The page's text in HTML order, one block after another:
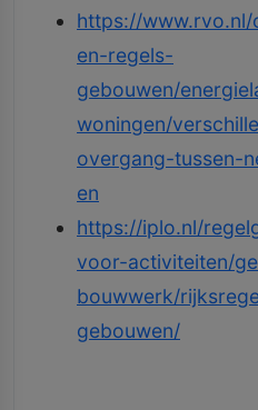
https://
en-regels-
gebouwen/
woningen/
overgang-tussen-
en
https://iplo.nl/
voor-activiteiten/
bouwwerk/
gebouwen/